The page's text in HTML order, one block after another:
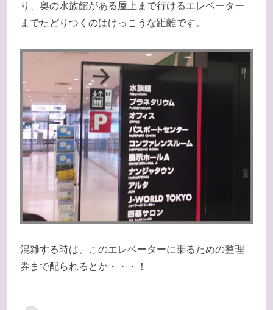
り、奥の水族館がある屋上まで行けるエレベーター
までたどりつくのはけっこうな距離です。
混雑する時は、このエレベーターに乗るための整理
券まで配られるとか・・・！